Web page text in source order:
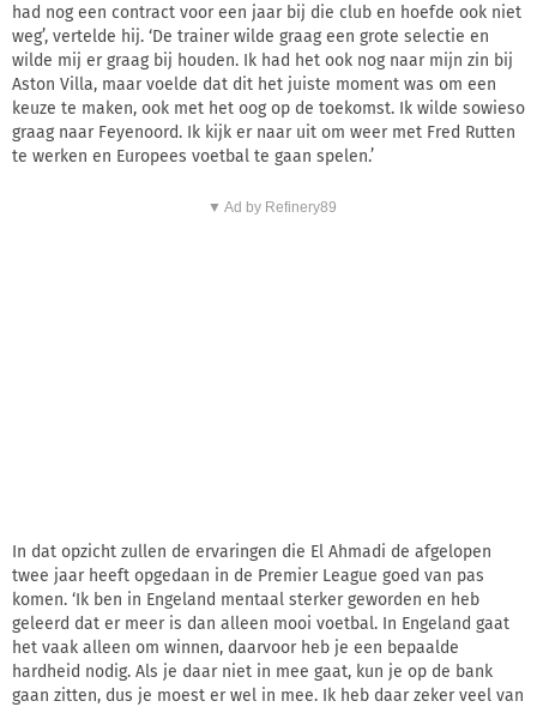
had nog een contract voor een jaar bij die club en hoefde ook niet
weg’, vertelde hij. ‘De trainer wilde graag een grote selectie en
wilde mij er graag bij houden. Ik had het ook nog naar mijn zin bij
Aston Villa, maar voelde dat dit het juiste moment was om een
keuze te maken, ook met het oog op de toekomst. Ik wilde sowieso
graag naar Feyenoord. Ik kijk er naar uit om weer met Fred Rutten
te werken en Europees voetbal te gaan spelen.’
▼ Ad by Refinery89
In dat opzicht zullen de ervaringen die El Ahmadi de afgelopen
twee jaar heeft opgedaan in de Premier League goed van pas
komen. ‘Ik ben in Engeland mentaal sterker geworden en heb
geleerd dat er meer is dan alleen mooi voetbal. In Engeland gaat
het vaak alleen om winnen, daarvoor heb je een bepaalde
hardheid nodig. Als je daar niet in mee gaat, kun je op de bank
gaan zitten, dus je moest er wel in mee. Ik heb daar zeker veel van